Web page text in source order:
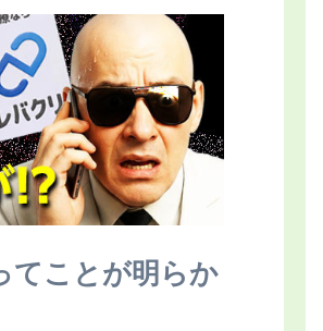
てことが明らか